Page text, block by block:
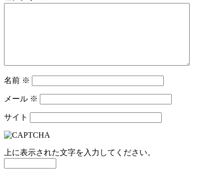
名前 ※
メール ※
サイト
上に表示された文字を入力してください。